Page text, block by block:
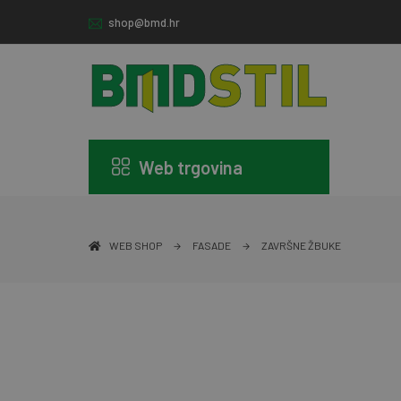
shop@bmd.hr
Web trgovina
WEB SHOP FASADE ZAVRŠNE ŽBUKE